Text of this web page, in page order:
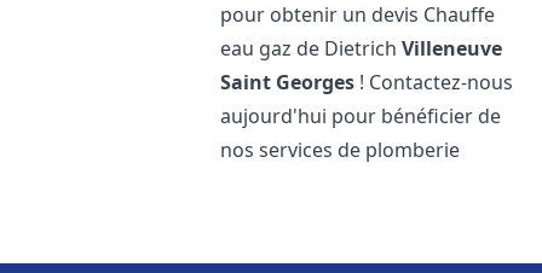
pour obtenir un devis Chauffe
eau gaz de DietrichVilleneuve
Saint Georges ! Contactez-nous
aujourd'hui pour bénéficier de
nos services de plomberie